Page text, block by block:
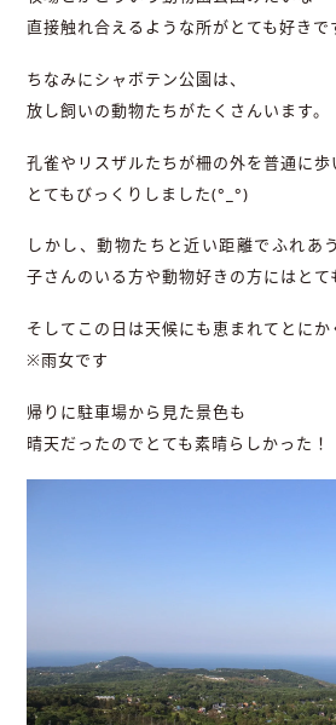
直接触れ合えるような所がとても好きで
ちなみにシャボテン公園は、
放し飼いの動物たちがたくさんいます。
孔雀やリスザルたちが柵の外を普通に歩
とてもびっくりしました(°_°)
しかし、動物たちと近い距離でふれあ
子さんのいる方や動物好きの方にはとて
そしてこの日は天候にも恵まれてとにか
※雨女です
帰りに駐車場から見た景色も
晴天だったのでとても素晴らしかった！